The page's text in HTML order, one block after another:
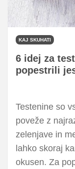
KAJ SKUHATI
6 idej za
popestrili
Testenine so
poveže z
zelenjave in
lahko skoraj
okusen. Za